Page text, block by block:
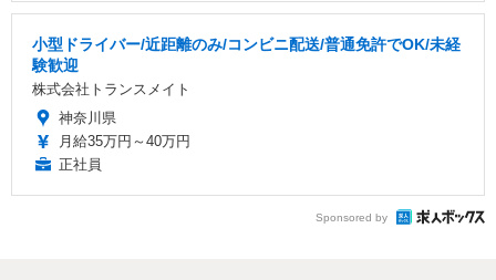
小型ドライバー/近距離のみ/コンビニ配送/普通免許でOK/未経
験歓迎
株式会社トランスメイト
神奈川県
月給35万円～40万円
正社員
Sponsored by